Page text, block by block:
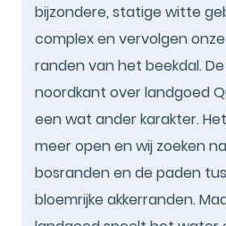
bijzondere, statige witte
complex en vervolgen
randen van het beekdal.
noordkant over landgoed
een wat ander karakter.
meer open en wij zoeken
bosranden en de paden
bloemrijke akkerranden.